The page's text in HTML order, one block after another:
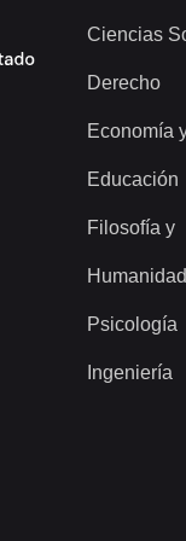
Ciencias
Derecho
Economía
Educación
Filosofía y
Psicología
Ingeniería